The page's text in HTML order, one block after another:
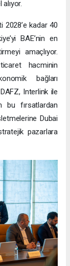
2028’e kadar 40
BAE’nin en
amaçlıyor.
hacminin
bağları
Interlink ile
bu fırsatlardan
Dubai
pazarlara